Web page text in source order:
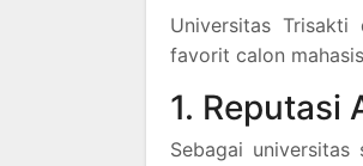
Universitas Trisakti
favorit calon
1. Reputasi
Sebagai